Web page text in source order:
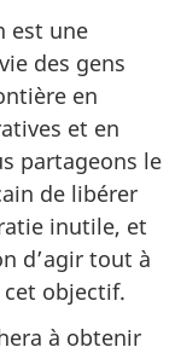
est une
des gens
en
et en
partageons le
de libérer
inutile, et
d’agir tout à
objectif.
à obtenir